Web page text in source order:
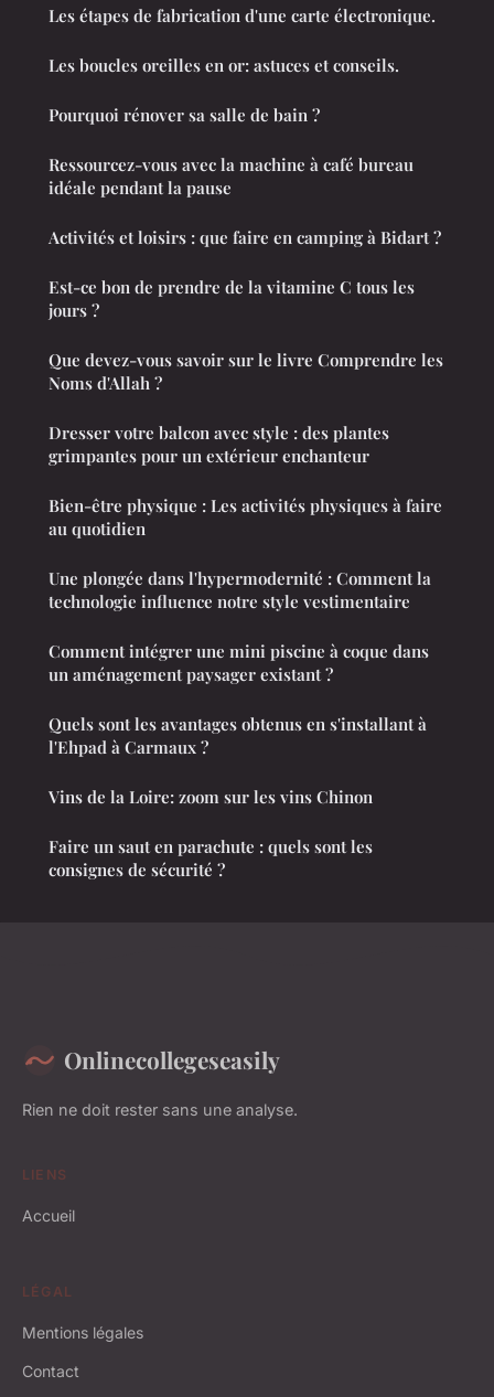
Les étapes de fabrication d'une carte électronique.
Les boucles oreilles en or: astuces et conseils.
Pourquoi rénover sa salle de bain ?
Ressourcez-vous avec la machine à café bureau
idéale pendant la pause
Activités et loisirs : que faire en camping à Bidart ?
Est-ce bon de prendre de la vitamine C tous les
jours ?
Que devez-vous savoir sur le livre Comprendre les
Noms d'Allah ?
Dresser votre balcon avec style : des plantes
grimpantes pour un extérieur enchanteur
Bien-être physique : Les activités physiques à faire
au quotidien
Une plongée dans l'hypermodernité : Comment la
technologie influence notre style vestimentaire
Comment intégrer une mini piscine à coque dans
un aménagement paysager existant ?
Quels sont les avantages obtenus en s'installant à
l'Ehpad à Carmaux ?
Vins de la Loire: zoom sur les vins Chinon
Faire un saut en parachute : quels sont les
consignes de sécurité ?
Onlinecollegeseasily
Rien ne doit rester sans une analyse.
LIENS
Accueil
LÉGAL
Mentions légales
Contact